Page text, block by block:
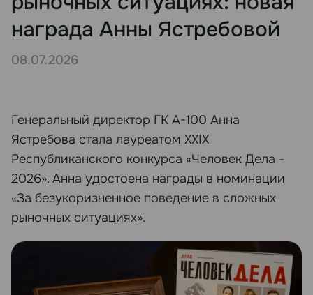
награда Анны Ястребовой
08.07.2026
Генеральный директор ГК А-100 Анна
Ястребова стала лауреатом XXIX
Республиканского конкурса «Человек Дела -
2026». Анна удостоена награды в номинации
«За безукоризненное поведение в сложных
рыночных ситуациях».